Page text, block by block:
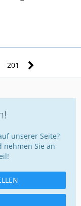
201
unserer Seite?
Sie an